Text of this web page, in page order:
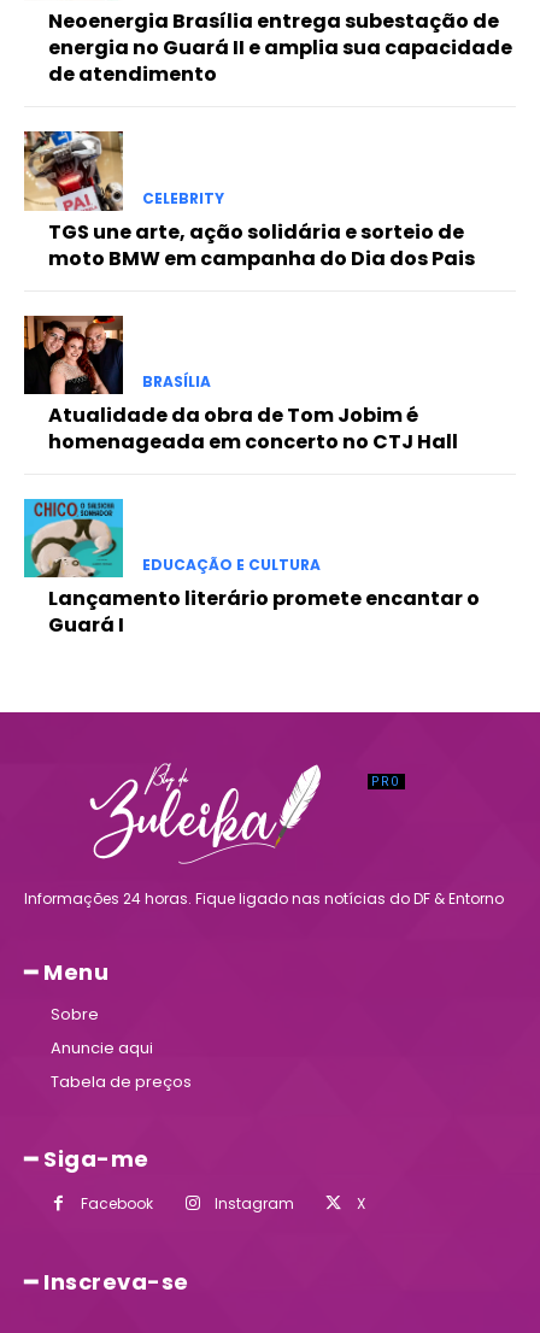
Orci varius natoque dolor
Pro
Full member access:
Etiam est nibh, lobortis sit
Ut mollis pellentesque tortor
Nullam eu erat condimentum
Donec quis est ac felis
Orci varius natoque dolor
Neoenergia Brasília entrega subestação de
energia no Guará II e amplia sua capacidade
de atendimento
CELEBRITY
TGS une arte, ação solidária e sorteio de
moto BMW em campanha do Dia dos Pais
BRASÍLIA
Atualidade da obra de Tom Jobim é
homenageada em concerto no CTJ Hall
EDUCAÇÃO E CULTURA
Lançamento literário promete encantar o
Guará I
Informações 24 horas. Fique ligado nas notícias do DF & Entorno
━ Menu
Sobre
Anuncie aqui
Tabela de preços
━ Siga-me
Facebook Instagram X
━ Inscreva-se